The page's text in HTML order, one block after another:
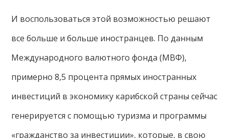
И воспользоваться этой возможностью решают
все больше и больше иностранцев. По данным
Международного валютного фонда (МВФ),
примерно 8,5 процента прямых иностранных
инвестиций в экономику карибской страны сейчас
генерируется с помощью туризма и программы
«гражданство за инвестиции», которые, в свою